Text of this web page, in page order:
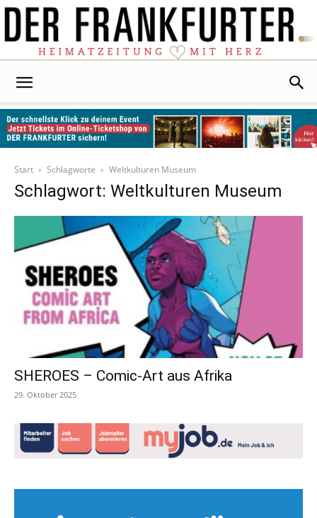
Start
Schlagworte Weltkulturen Museum
Schlagwort: Weltkulturen Museum
SHEROES – Comic-Art aus Afrika
29. Oktober 2025